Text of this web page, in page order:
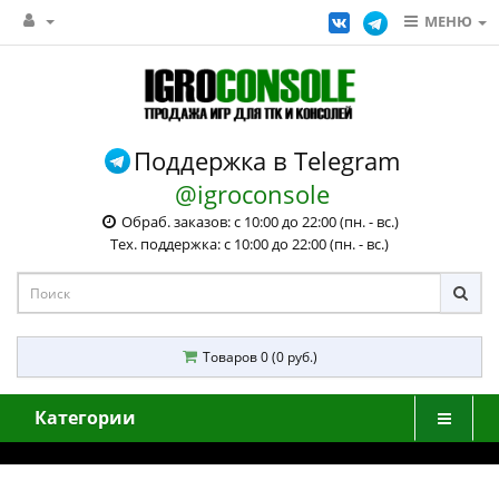
МЕНЮ
Поддержка в Telegram
@igroconsole
Обраб. заказов: с 10:00 до 22:00 (пн. - вс.)
Тех. поддержка: с 10:00 до 22:00 (пн. - вс.)
Товаров 0 (0 руб.)
Категории